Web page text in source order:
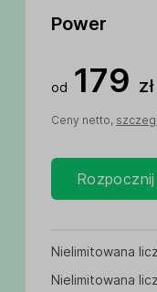
Power
od 179 zł
Ceny netto,
Nielimitowana
Nielimitowana